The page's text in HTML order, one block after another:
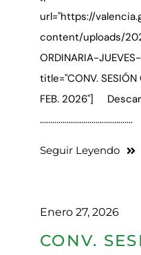
url="https://
content/uploads/
ORDINARIA-
title="CONV. SESIÓN
FEB. 2026"]
.............................................
Seguir Leyendo
Enero 27, 2026
CONV.